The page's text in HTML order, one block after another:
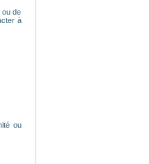
ou de
à
ou